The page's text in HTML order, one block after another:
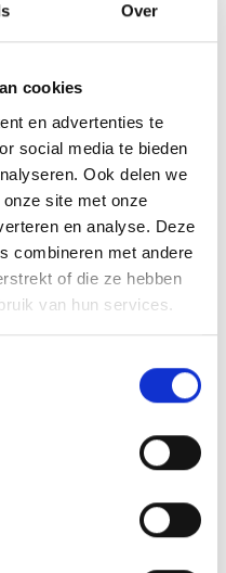
Over
cookies
en advertenties te
social media te bieden
Ook delen we
site met onze
en analyse. Deze
combineren met andere
of die ze hebben
van hun services.